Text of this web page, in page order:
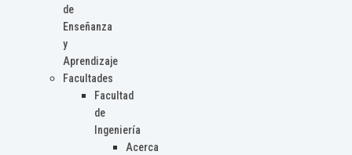
de
Enseñanza
y
Aprendizaje
Facultades
Facultad
de
Ingeniería
Acerca